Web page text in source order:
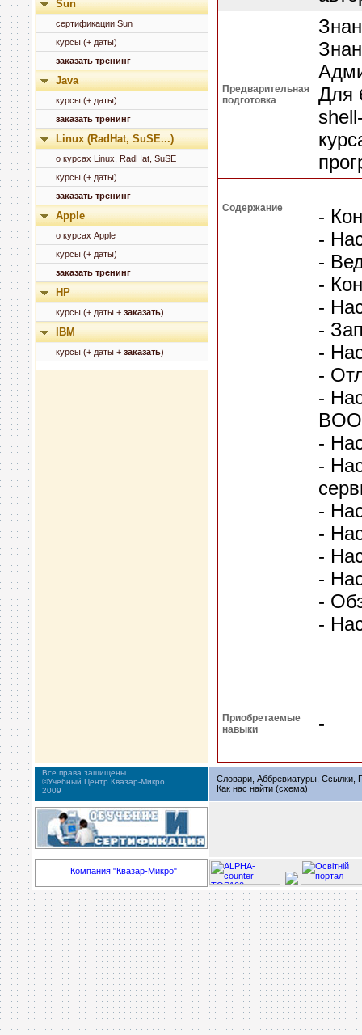
Sun
сертификации Sun
курсы (+ даты)
заказать тренинг
Java
курсы (+ даты)
заказать тренинг
Linux (RadHat, SuSE...)
о курсах Linux, RadHat, SuSE
курсы (+ даты)
заказать тренинг
Apple
о курсах Apple
курсы (+ даты)
заказать тренинг
HP
курсы (+ даты + заказать)
IBM
курсы (+ даты + заказать)
Предварительная
подготовка
Для
Содержание
-
-
-
-
-
-
-
-
-
-
-
-
-
-
-
-
-
Приобретаемые
навыки
-
Все права защищены
©Учебный Центр Квазар-Микро
2009
Словари, Аббревиатуры, Ссылки,
Как нас найти (схема)
Компания "Квазар-Микро"